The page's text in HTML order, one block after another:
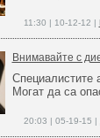
11:30 | 10-12-12 |
Внимавайте с
Специалистите
Могат да са
20:03 | 05-19-15 |